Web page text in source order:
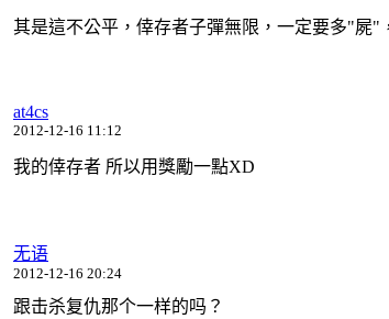
其是這不公平，倖存者子彈無限，一定要多"屍
at4cs
2012-12-16 11:12
我的倖存者 所以用獎勵一點XD
无语
2012-12-16 20:24
跟击杀复仇那个一样的吗？